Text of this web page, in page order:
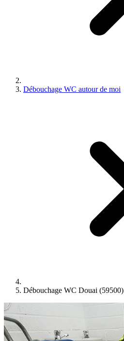
Débouchage WC autour de moi
Débouchage WC Douai (59500)